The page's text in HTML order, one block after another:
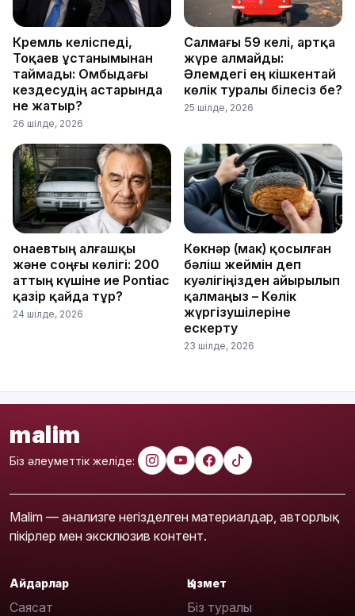
Кремль келіспеді,
Тоқаев ұстанымынан
таймады: Омбыдағы
кездесудің астарында
не жатыр?
26 шілде, 2026
Салмағы 59 келі, артқа
жүре алмайды:
Әлемдегі ең кішкентай
көлік туралы білесіз бе?
25 шілде, 2026
Қонаевтың алғашқы
және соңғы көлігі: 200
аттың күшіне ие Pontiac
қазір қайда тұр?
24 шілде, 2026
Көкнәр (мак) қосылған
бәліш жеймін деп
куәлігіңізден айырылып
қалмаңыз – Көлік
жүргізушілеріне
ескерту
23 шілде, 2026
malim
Біз әлеуметтік желіде:
Malim — анализге негізделген материалдар, авторлық
пікірлер мен эксклюзив контент.
Айдарлар
Саясат
Қызмет
Біз туралы